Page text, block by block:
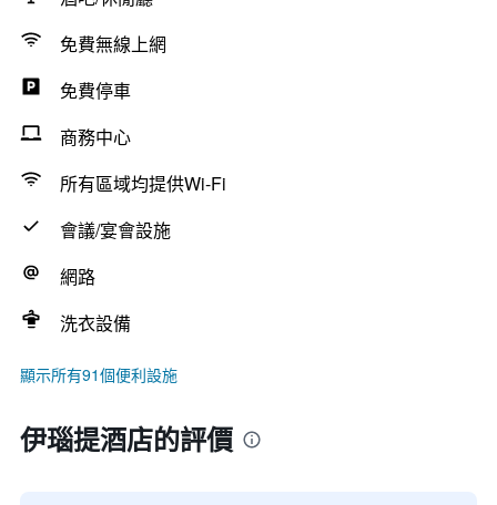
免費無線上網
免費停車
商務中心
所有區域均提供Wi-Fi
會議/宴會設施
網路
洗衣設備
顯示所有91個便利設施
伊瑙提酒店的評價